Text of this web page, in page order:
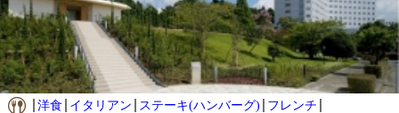
洋食 イタリアン ステーキ(ハンバーグ)
フレンチ